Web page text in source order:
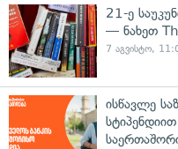
21-ე
— ნახეთ
7 აგვისტო,
ისწავლე